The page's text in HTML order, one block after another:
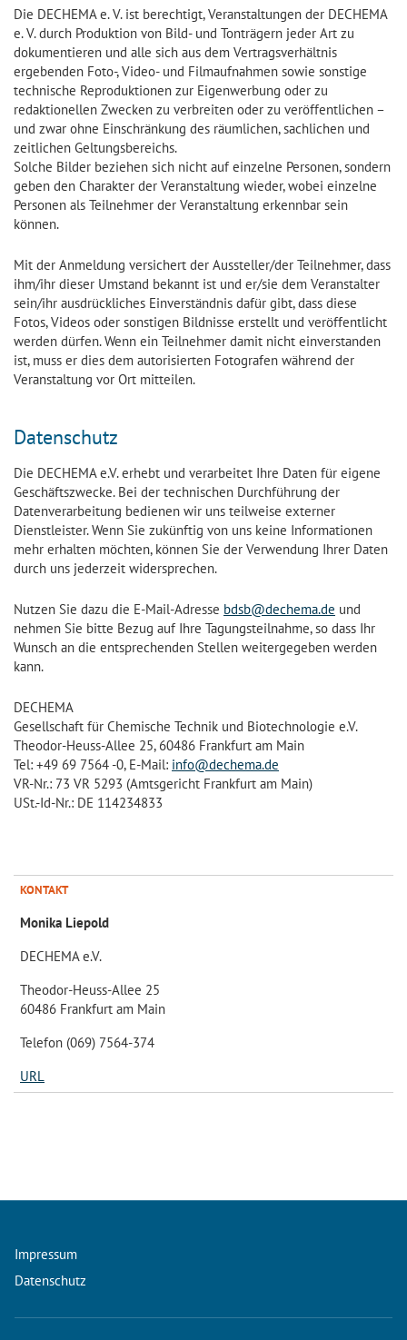
Die DECHEMA e. V. ist berechtigt, Veranstaltungen der DECHEMA
e. V. durch Produktion von Bild- und Tonträgern jeder Art zu
dokumentieren und alle sich aus dem Vertragsverhältnis
ergebenden Foto-, Video- und Filmaufnahmen sowie sonstige
technische Reproduktionen zur Eigenwerbung oder zu
redaktionellen Zwecken zu verbreiten oder zu veröffentlichen –
und zwar ohne Einschränkung des räumlichen, sachlichen und
zeitlichen Geltungsbereichs.
Solche Bilder beziehen sich nicht auf einzelne Personen, sondern
geben den Charakter der Veranstaltung wieder, wobei einzelne
Personen als Teilnehmer der Veranstaltung erkennbar sein
können.
Mit der Anmeldung versichert der Aussteller/der Teilnehmer, dass
ihm/ihr dieser Umstand bekannt ist und er/sie dem Veranstalter
sein/ihr ausdrückliches Einverständnis dafür gibt, dass diese
Fotos, Videos oder sonstigen Bildnisse erstellt und veröffentlicht
werden dürfen. Wenn ein Teilnehmer damit nicht einverstanden
ist, muss er dies dem autorisierten Fotografen während der
Veranstaltung vor Ort mitteilen.
Datenschutz
Die DECHEMA e.V. erhebt und verarbeitet Ihre Daten für eigene
Geschäftszwecke. Bei der technischen Durchführung der
Datenverarbeitung bedienen wir uns teilweise externer
Dienstleister. Wenn Sie zukünftig von uns keine Informationen
mehr erhalten möchten, können Sie der Verwendung Ihrer Daten
durch uns jederzeit widersprechen.
Nutzen Sie dazu die E-Mail-Adresse bdsb@dechema.de und
nehmen Sie bitte Bezug auf Ihre Tagungsteilnahme, so dass Ihr
Wunsch an die entsprechenden Stellen weitergegeben werden
kann.
DECHEMA
Gesellschaft für Chemische Technik und Biotechnologie e.V.
Theodor-Heuss-Allee 25, 60486 Frankfurt am Main
Tel: +49 69 7564 -0, E-Mail: info@dechema.de
VR-Nr.: 73 VR 5293 (Amtsgericht Frankfurt am Main)
USt.-Id-Nr.: DE 114234833
KONTAKT
Monika Liepold
DECHEMA e.V.
Theodor-Heuss-Allee 25
60486 Frankfurt am Main
Telefon (069) 7564-374
URL
Impressum
Datenschutz